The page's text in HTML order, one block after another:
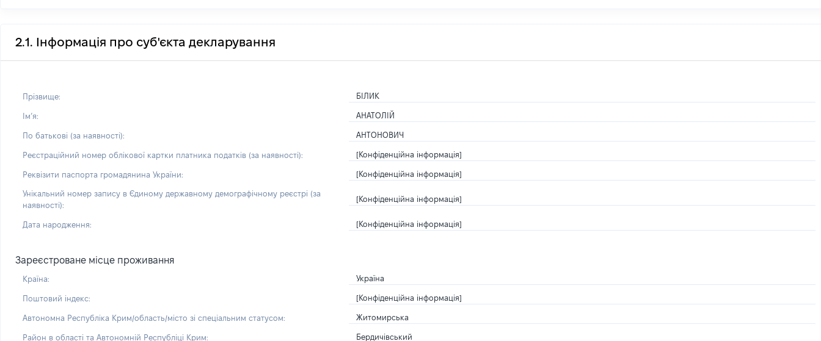
2.1. Інформація про суб'єкта декларування
Прізвище: БІЛИК
Імʼя: АНАТОЛІЙ
По батькові (за наявності): АНТОНОВИЧ
Реєстраційний номер облікової картки платника податків (за наявності): [Конфіденційна інформація]
Реквізити паспорта громадянина України: [Конфіденційна інформація]
Унікальний номер запису в Єдиному державному демографічному реєстрі (за
наявності):
[Конфіденційна інформація]
Дата народження: [Конфіденційна інформація]
Зареєстроване місце проживання
Країна: Україна
Поштовий індекс: [Конфіденційна інформація]
Автономна Республіка Крим/область/місто зі спеціальним статусом: Житомирська
Район в області та Автономній Республіці Крим: Бердичівський